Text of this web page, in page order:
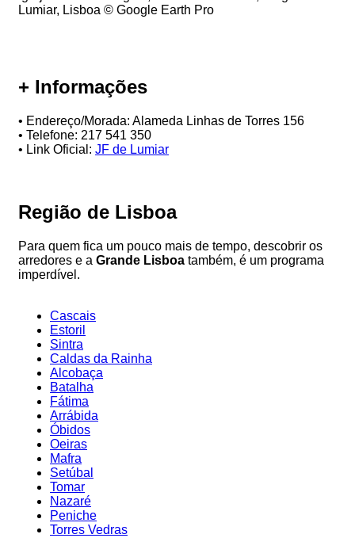
Lumiar, Lisboa © Google Earth Pro
+ Informações
• Endereço/Morada: Alameda Linhas de Torres 156
• Telefone: 217 541 350
• Link Oficial: JF de Lumiar
Região de Lisboa
Para quem fica um pouco mais de tempo, descobrir os
arredores e a Grande Lisboa também, é um programa
imperdível.
Cascais
Estoril
Sintra
Caldas da Rainha
Alcobaça
Batalha
Fátima
Arrábida
Óbidos
Oeiras
Mafra
Setúbal
Tomar
Nazaré
Peniche
Torres Vedras